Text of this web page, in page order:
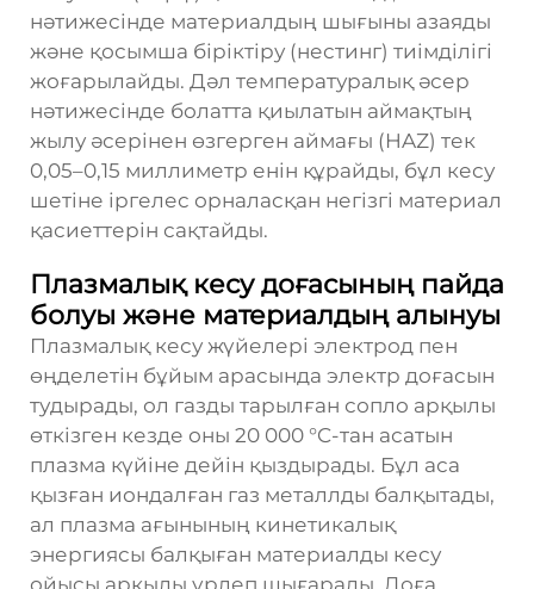
нәтижесінде материалдың шығыны азаяды
және қосымша біріктіру (нестинг) тиімділігі
жоғарылайды. Дәл температуралық әсер
нәтижесінде болатта қиылатын аймақтың
жылу әсерінен өзгерген аймағы (HAZ) тек
0,05–0,15 миллиметр енін құрайды, бұл кесу
шетіне іргелес орналасқан негізгі материал
қасиеттерін сақтайды.
Плазмалық кесу доғасының пайда
болуы және материалдың алынуы
Плазмалық кесу жүйелері электрод пен
өңделетін бұйым арасында электр доғасын
тудырады, ол газды тарылған сопло арқылы
өткізген кезде оны 20 000 °C-тан асатын
плазма күйіне дейін қыздырады. Бұл аса
қызған иондалған газ металлды балқытады,
ал плазма ағынының кинетикалық
энергиясы балқыған материалды кесу
ойысы арқылы үрлеп шығарады. Доға